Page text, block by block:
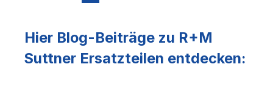
Hier Blog-Beiträge zu R+M
Suttner Ersatzteilen entdecken: